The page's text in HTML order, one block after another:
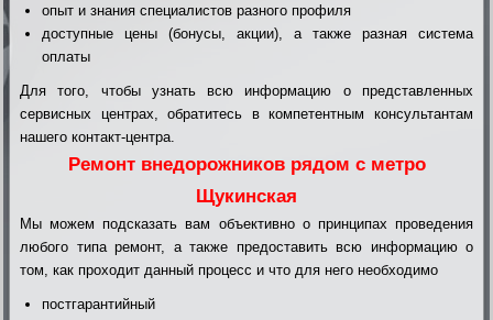
опыт и знания специалистов разного профиля
доступные цены (бонусы, акции), а также разная система
оплаты
Для того, чтобы узнать всю информацию о представленных
сервисных центрах, обратитесь в компетентным консультантам
нашего контакт-центра.
Ремонт внедорожников рядом с метро
Щукинская
Мы можем подсказать вам объективно о принципах проведения
любого типа ремонт, а также предоставить всю информацию о
том, как проходит данный процесс и что для него необходимо
постгарантийный